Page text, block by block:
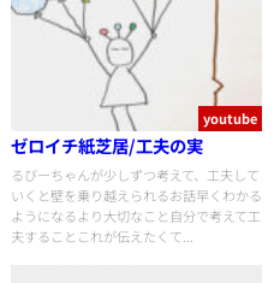
youtube
ゼロイチ紙芝居/工夫の実
るびーちゃんが少しずつ考えて、工夫して
いくと壁を乗り越えられるお話早くわかる
ようになるより大切なこと自分で考えて工
夫することこれが伝えたくて...